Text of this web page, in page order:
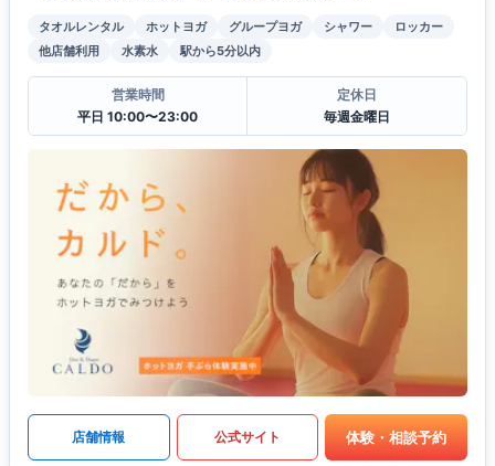
タオルレンタル ホットヨガ グループヨガ シャワー
ロッカー
他店舗利用
水素水 駅から5分以内
営業時間
平日 10:00〜23:00
定休日
毎週金曜日
店舗情報 公式サイト 体験・相談予約